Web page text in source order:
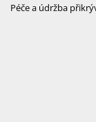
Péče a údržba